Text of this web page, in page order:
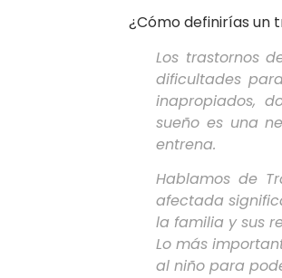
¿Cómo definirías un
Los trastornos
dificultades
inapropiados,
sueño es una
entrena.
Hablamos de
afectada
la familia y sus
Lo más
al niño para